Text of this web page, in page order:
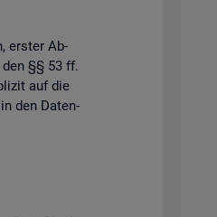
ers­ter Ab­
§§ 53 ff.
auf die
den Da­ten­